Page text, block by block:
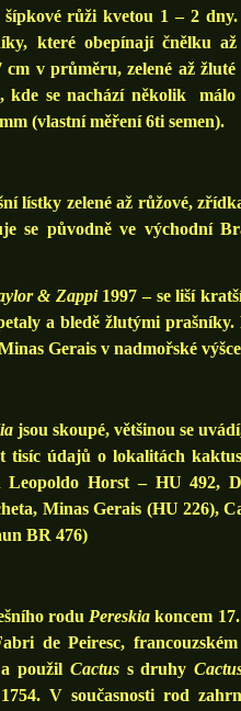
růži kvetou 1 – 2
které obepínají čnělku
cm v průměru, zelené až
se nachází několik málo
(vlastní měření 6ti semen).
lístky zelené až růžové,
se původně ve východní
& Zappi1997 – se liší
a bledě žlutými prašníky.
Gerais v nadmořské
jsou skoupé, většinou se
tisíc údajů o lokalitách
Leopoldo Horst – HU 492,
Minas Gerais (HU 226),
BR 476)
rodu Pereskia koncem
de Peiresc,
použil Cactuss druhy
V současnosti rod